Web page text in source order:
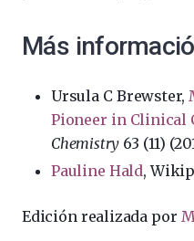
Más
Ursula C Brewster,
Pioneer in Clinical
Chemistry 63 (11)
Pauline Hald,
Edición realizada por